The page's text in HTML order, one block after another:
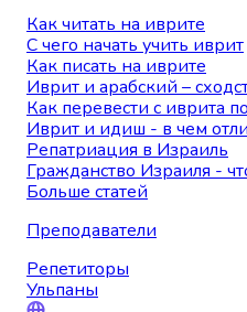
Как читать на иврите
С чего начать учить иврит
Как писать на иврите
Иврит и арабский –
Как перевести с иврита
Иврит и идиш - в чем
Репатриация в Израиль
Гражданство Израиля -
Больше статей
Преподаватели
Репетиторы
Ульпаны